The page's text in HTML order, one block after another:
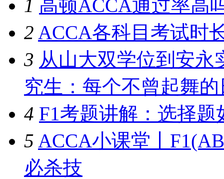
1 高顿ACCA通过率高
2 ACCA各科目考试时
3 从山大双学位到安永
究生：每个不曾起舞
4 F1考题讲解：选择题
5 ACCA小课堂丨
必杀技